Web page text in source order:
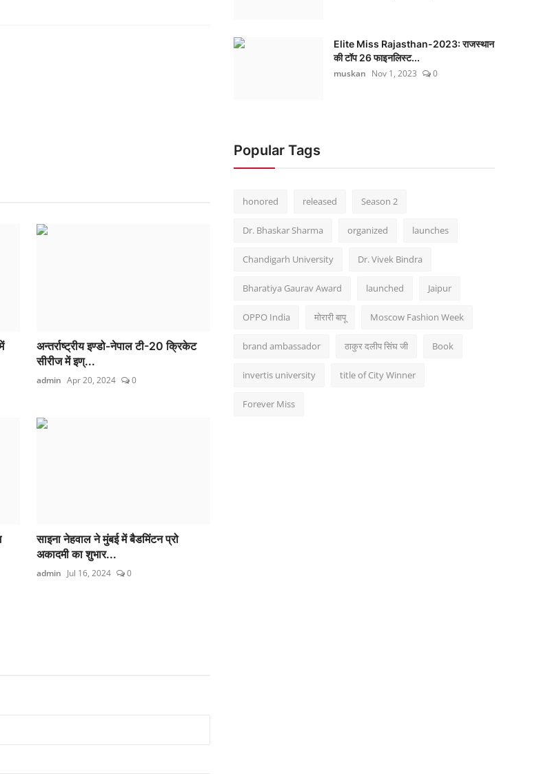
अन्तर्राष्ट्रीय इण्डो-नेपाल टी-20 क्रिकेट
सीरीज में इण्...
admin Apr 20, 2024 0
साइना नेहवाल ने मुंबई में बैडमिंटन प्रो
अकादमी का शुभार...
admin Jul 16, 2024 0
Elite Miss Rajasthan-2023: राजस्थान
की टॉप 26 फाइनलिस्ट...
muskan Nov 1, 2023 0
Popular Tags
honored released Season 2
Dr. Bhaskar Sharma organized launches
Chandigarh University Dr. Vivek Bindra
Bharatiya Gaurav Award launched Jaipur
OPPO India मोरारी बापू Moscow Fashion Week
brand ambassador ठाकुर दलीप सिंघ जी Book
invertis university title of City Winner
Forever Miss